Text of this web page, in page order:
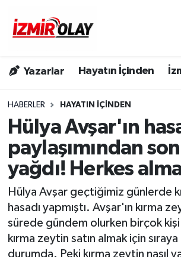
Yazarlar Hayatın İçinden
HABERLER HAYATIN İÇINDEN
Hülya Avşar'ın
paylaşımından
yağdı! Herkes
Hülya Avşar geçtiğimiz günlerde
hasadı yapmıştı. Avşar'ın kırma
sürede gündem olurken birçok
kırma zeytin satın almak için
durumda. Peki kırma zeytin nasıl
Konak Trafik Yoğunluk Haritası
Süper Lig Puan Durumu ve
Tüm Manşetler
Son Dakika Haberleri
Haber Arşivi